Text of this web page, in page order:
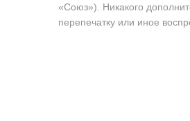
«Союз»). Никакого
перепечатку или иное